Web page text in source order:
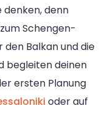
denn
Schengen-
den Balkan und die
begleiten deinen
ersten Planung
oder auf